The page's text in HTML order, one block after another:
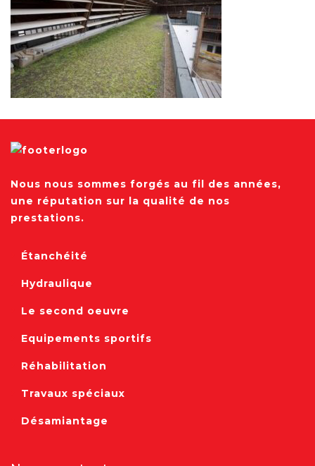
Nous nous sommes forgés au fil des années,
une réputation sur la qualité de nos
prestations.
Étanchéité
Hydraulique
Le second oeuvre
Equipements sportifs
Réhabilitation
Travaux spéciaux
Désamiantage